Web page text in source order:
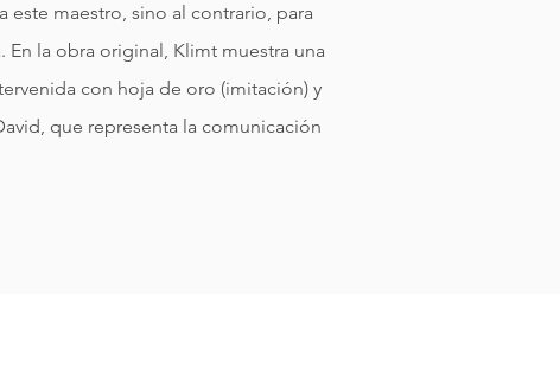
este maestro, sino al contrario, para
la obra original, Klimt muestra una
con hoja de oro (imitación) y
que representa la comunicación